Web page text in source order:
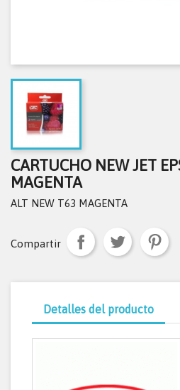
CARTUCHO NEW JET
MAGENTA
ALT NEW T63 MAGENTA
Compartir
Detalles del producto